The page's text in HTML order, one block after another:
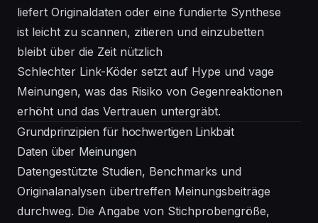
liefert Originaldaten oder eine fundierte Synthese
ist leicht zu scannen, zitieren und einzubetten
bleibt über die Zeit nützlich
Schlechter Link-Köder setzt auf Hype und vage
Meinungen, was das Risiko von Gegenreaktionen
erhöht und das Vertrauen untergräbt.
Grundprinzipien für hochwertigen Linkbait
Daten über Meinungen
Datengestützte Studien, Benchmarks und
Originalanalysen übertreffen Meinungsbeiträge
durchweg. Die Angabe von Stichprobengröße,